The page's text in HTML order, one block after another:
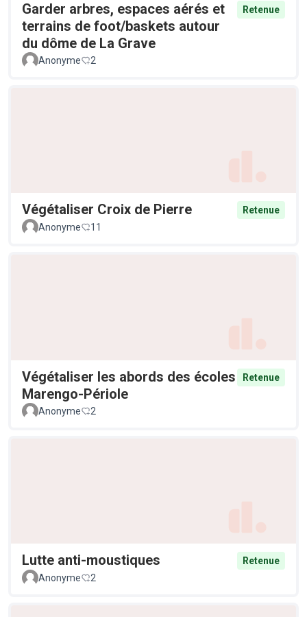
Garder arbres, espaces aérés et
terrains de foot/baskets autour
du dôme de La Grave
Retenue
Anonyme 2
Végétaliser Croix de Pierre
Retenue
Anonyme
11
Végétaliser les abords des écoles
Marengo-Périole
Retenue
Anonyme 2
Lutte anti-moustiques
Retenue
Anonyme
2